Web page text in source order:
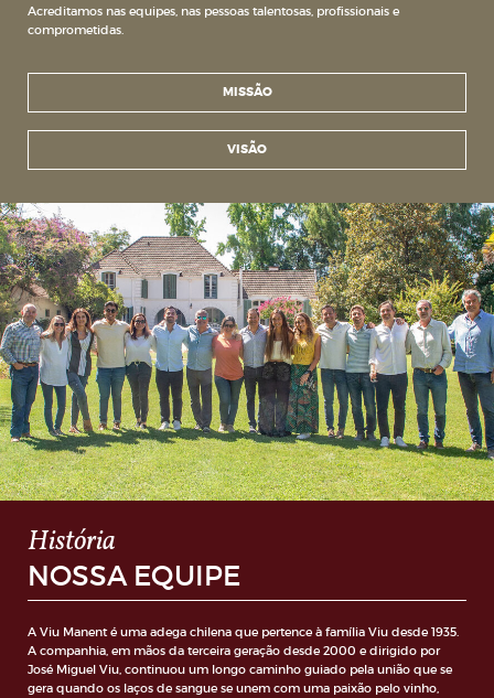
Acreditamos nas equipes, nas pessoas talentosas, profissionais e
comprometidas.
MISSÃO
VISÃO
História
NOSSA EQUIPE
A Viu Manent é uma adega chilena que pertence à família Viu desde 1935.
A companhia, em mãos da terceira geração desde 2000 e dirigido por
José Miguel Viu, continuou um longo caminho guiado pela união que se
gera quando os laços de sangue se unem com uma paixão pelo vinho,